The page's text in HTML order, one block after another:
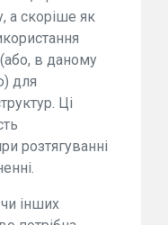
а скоріше як
в даному
для
Ці
розтягуванні
інших